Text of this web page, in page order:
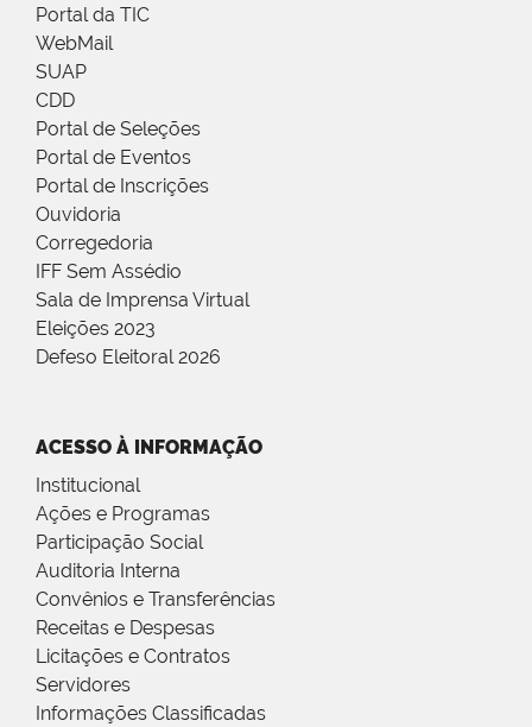
Portal da TIC
WebMail
SUAP
CDD
Portal de Seleções
Portal de Eventos
Portal de Inscrições
Ouvidoria
Corregedoria
IFF Sem Assédio
Sala de Imprensa Virtual
Eleições 2023
Defeso Eleitoral 2026
ACESSO À INFORMAÇÃO
Institucional
Ações e Programas
Participação Social
Auditoria Interna
Convênios e Transferências
Receitas e Despesas
Licitações e Contratos
Servidores
Informações Classificadas